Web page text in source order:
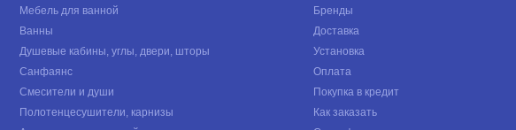
Мебель для ванной
Ванны
Душевые кабины, углы, двери, шторы
Санфаянс
Смесители и души
Полотенцесушители, карнизы
Бренды
Доставка
Установка
Оплата
Покупка в кредит
Как заказать